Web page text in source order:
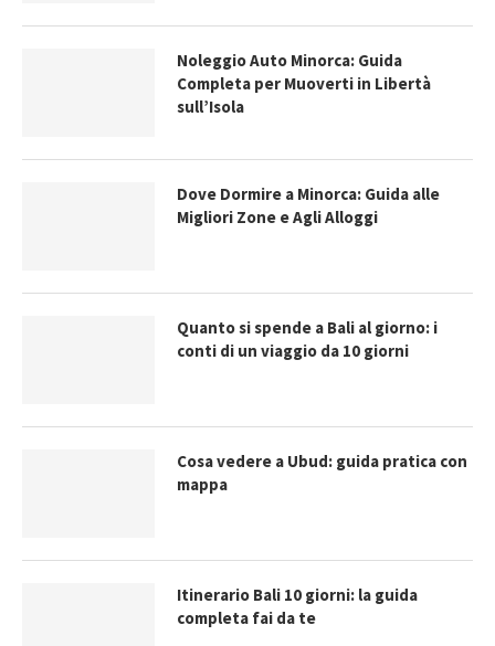
Noleggio Auto Minorca: Guida
Completa per Muoverti in Libertà
sull’Isola
Dove Dormire a Minorca: Guida alle
Migliori Zone e Agli Alloggi
Quanto si spende a Bali al giorno: i
conti di un viaggio da 10 giorni
Cosa vedere a Ubud: guida pratica con
mappa
Itinerario Bali 10 giorni: la guida
completa fai da te